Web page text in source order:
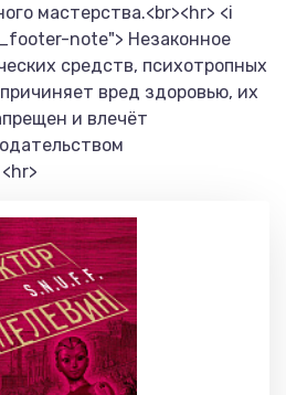
мастерства.<br><hr> <i
note"> Незаконное
средств, психотропных
вред здоровью, их
и влечёт